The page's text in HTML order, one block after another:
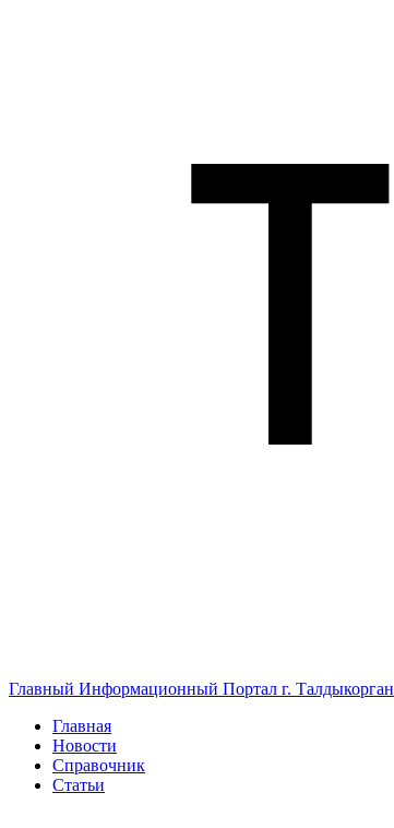
Главный Информационный Портал г. Талдыкорган
Главная
Новости
Справочник
Статьи